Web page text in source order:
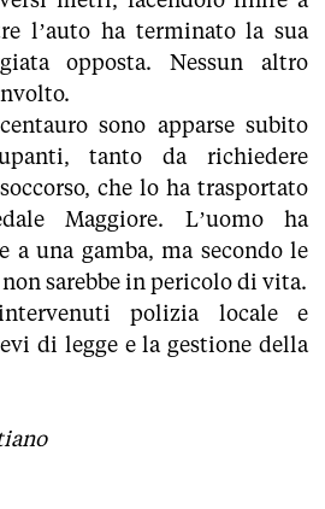
l’auto ha terminato la sua
opposta. Nessun altro
sono apparse subito
tanto da richiedere
che lo ha trasportato
Maggiore. L’uomo ha
a una gamba, ma secondo le
sarebbe in pericolo di vita.
polizia locale e
di legge e la gestione della